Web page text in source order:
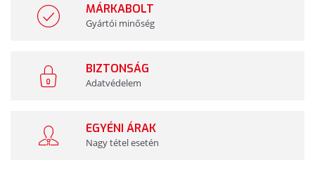
MÁRKABOLT
Gyártói minőség
BIZTONSÁG
Adatvédelem
EGYÉNI ÁRAK
Nagy tétel esetén